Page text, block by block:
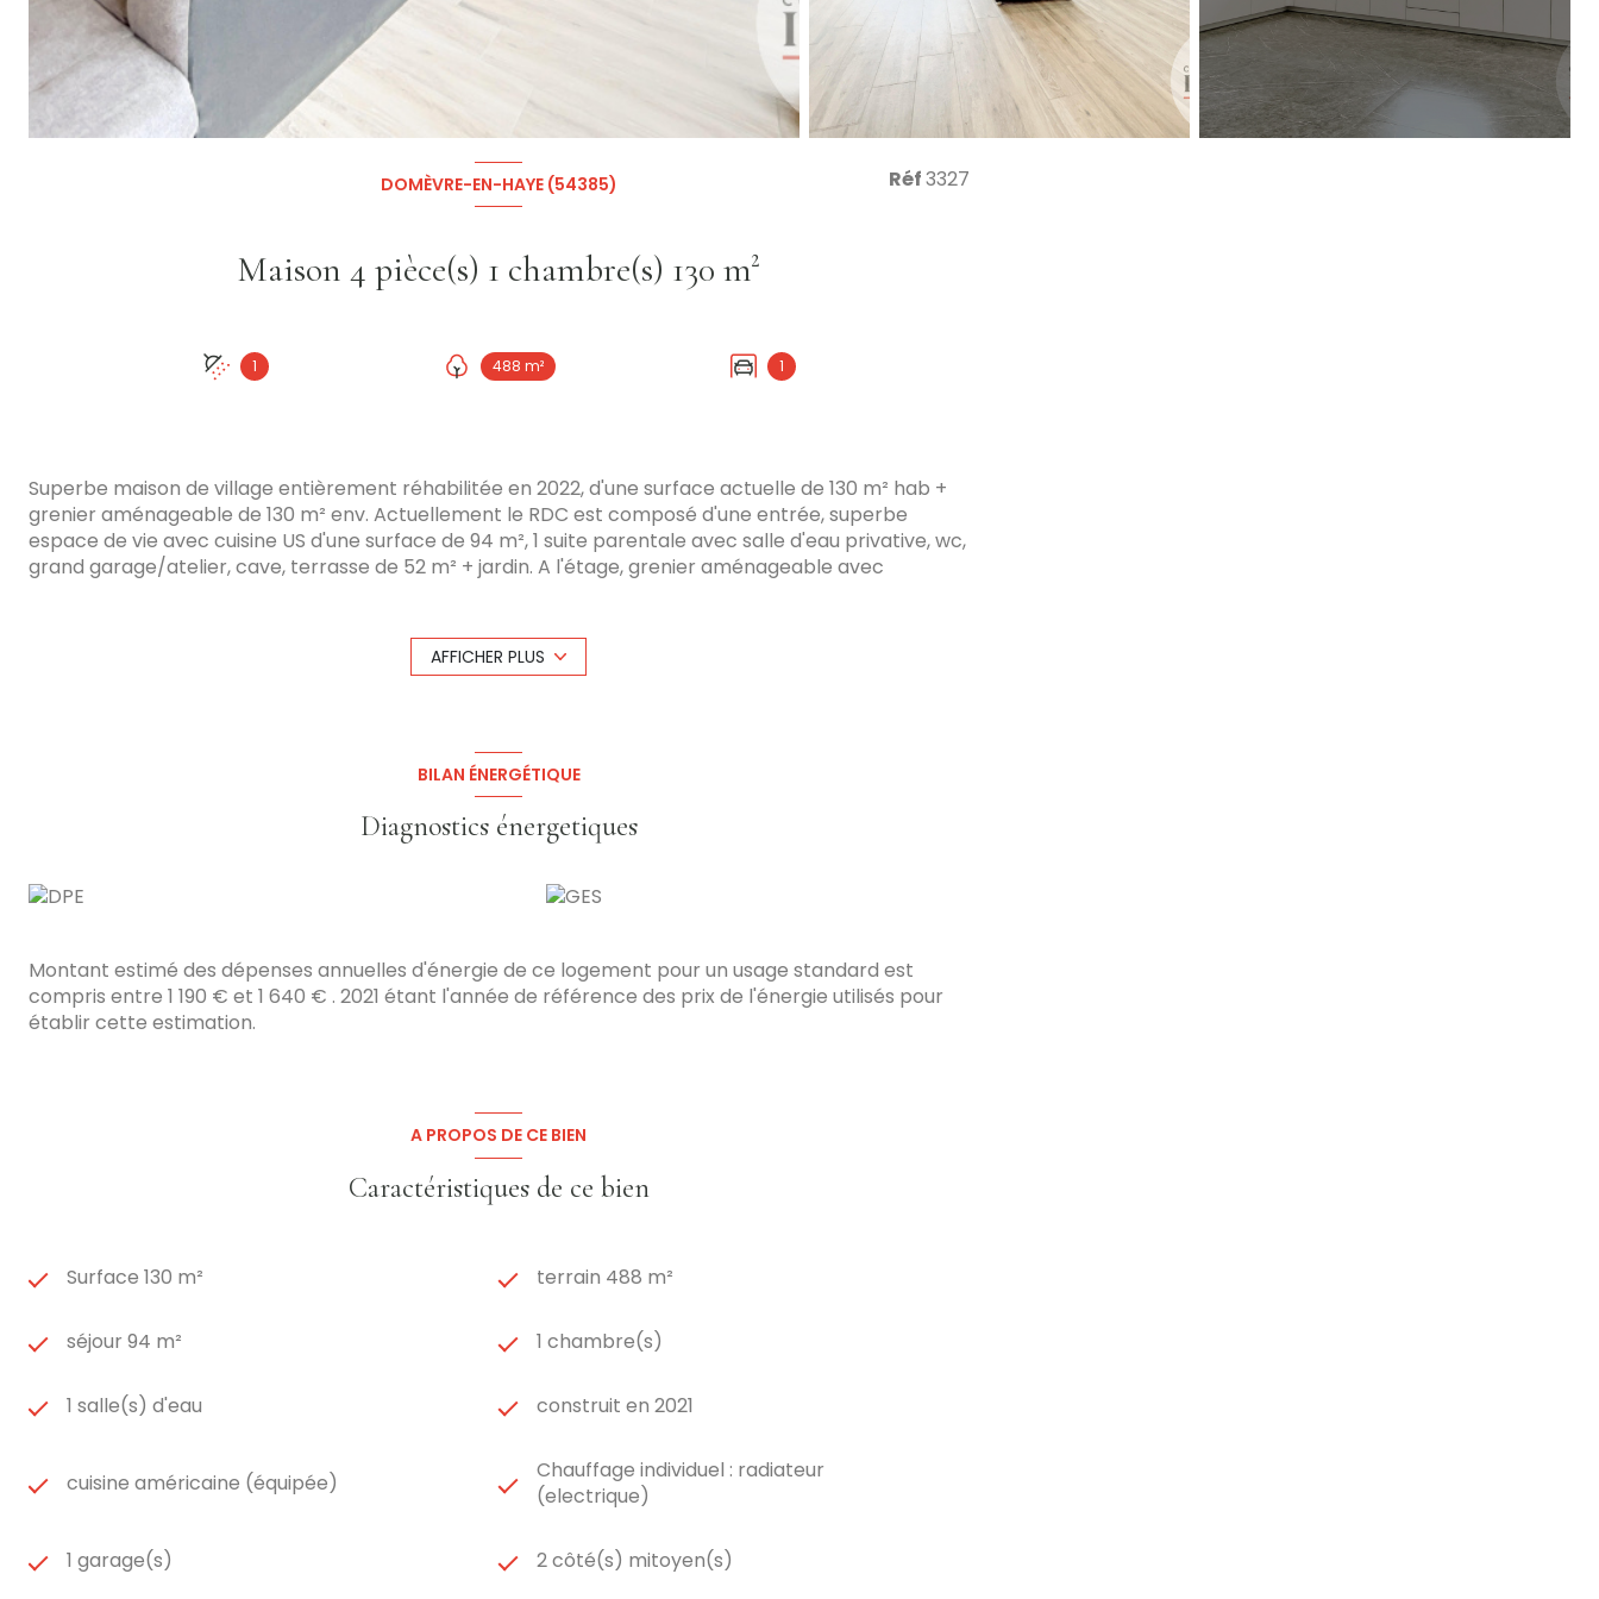
DOMÈVRE-EN-HAYE (54385)
Maison 4 pièce(s) 1 chambre(s) 130 m²
1 488 m² 1
Réf3327
Superbe maison de village entièrement réhabilitée en 2022, d'une surface actuelle de 130 m² hab +
grenier aménageable de 130 m² env. Actuellement le RDC est composé d'une entrée, superbe
espace de vie avec cuisine US d'une surface de 94 m², 1 suite parentale avec salle d'eau privative, wc,
grand garage/atelier, cave, terrasse de 52 m² + jardin. A l'étage, grenier aménageable avec
propriétaire. Très belles prestations PRIX: 230 000 € (Honoraires à la charge du Vendeur) Les
informations sur les risques auxquels ce bien est exposé sont disponibles sur le site Géorisques:
AFFICHER PLUS
BILAN ÉNERGÉTIQUE
Diagnostics énergetiques
Montant estimé des dépenses annuelles d'énergie de ce logement pour un usage standard est
compris entre 1 190 € et 1 640 € . 2021 étant l'année de référence des prix de l'énergie utilisés pour
établir cette estimation.
A PROPOS DE CE BIEN
Caractéristiques de ce bien
Surface 130 m² terrain 488 m²
séjour 94 m² 1 chambre(s)
1 salle(s) d'eau construit en 2021
cuisine américaine (équipée)
Chauffage individuel : radiateur
(electrique)
1 garage(s) 2 côté(s) mitoyen(s)